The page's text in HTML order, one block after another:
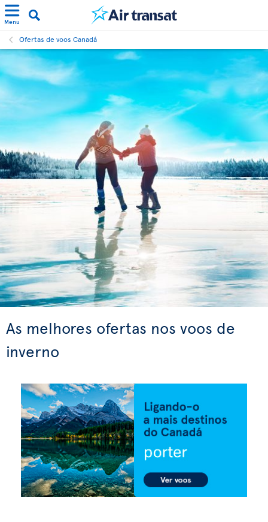
Menu
Ofertas de voos Canadá
As melhores ofertas nos voos de
inverno